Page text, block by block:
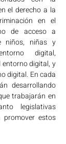
el derecho a la
en el
de acceso a
niños, niñas y
digital,
entorno digital, y
digital. En cada
desarrollando
trabajarán en
legislativas
promover estos